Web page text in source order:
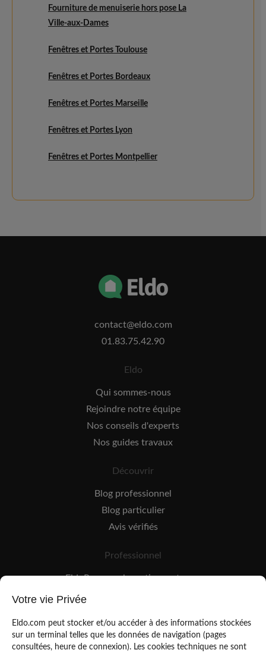
Fourniture de menuiserie hors pose La
Ville-aux-Dames
Fenêtres et Portes Toulouse
Fenêtres et Portes Bordeaux
Fenêtres et Portes Marseille
Fenêtres et Portes Lyon
Fenêtres et Portes Montpellier
contact@eldo.com
01.83.75.42.90
Eldo
Qui sommes-nous
Rejoindre notre équipe
Nos conseils d'experts
Nos guides travaux
Découvrir
Blog professionnel
Blog particulier
Avis vérifiés
Professionnel
EldoPro pour les artisans et pros
EldoNetwork pour les réseaux, marques et industriels
Votre vie Privée
Eldo.com peut stocker et/ou accéder à des informations stockées
sur un terminal telles que les données de navigation (pages
consultées, heure de connexion). Les cookies techniques ne sont